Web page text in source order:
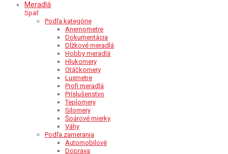
Meradlá
Späť
Podľa kategórie
Anemometre
Dokumentácia
Dĺžkové meradlá
Hobby meradlá
Hlukomery
Otáčkomery
Luxmetre
Profi meradlá
Príslušenstvo
Teplomery
Silomery
Špárové mierky
Váhy
Podľa zamerania
Automobilové
Doprava